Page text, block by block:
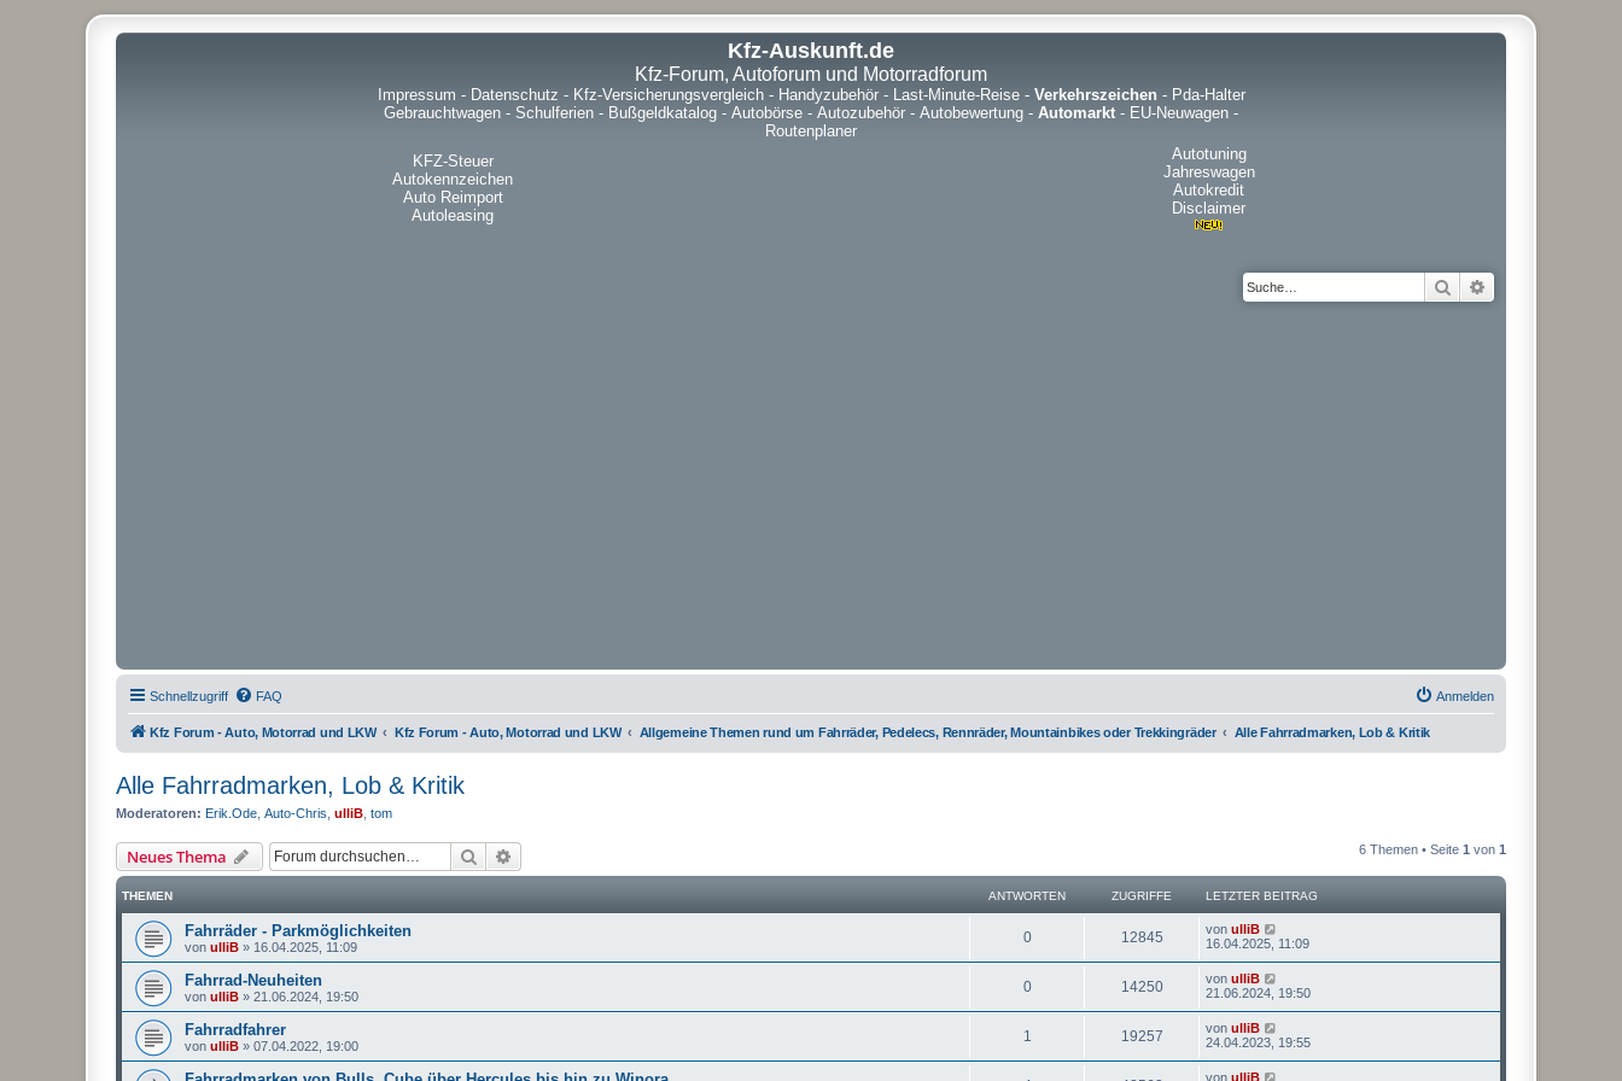
Kfz-Auskunft.de
Kfz-Forum, Autoforum und Motorradforum
Impressum - Datenschutz - Kfz-Versicherungsvergleich- Handyzubehör- Last-Minute-Reise- Verkehrszeichen- Pda-Halter
Gebrauchtwagen - Schulferien - Bußgeldkatalog - Autobörse - Autozubehör - Autobewertung - Automarkt - EU-Neuwagen -
Routenplaner
KFZ-Steuer
Autokennzeichen
Auto Reimport
Autoleasing
Autotuning
Jahreswagen
Autokredit
Disclaimer
Suche
Schnellzugriff FAQ Anmelden
Kfz Forum - Auto, Motorrad und LKW Kfz Forum - Auto, Motorrad und LKW Allgemeine Themen rund um Fahrräder, Pedelecs, Rennräder, Mountainbikes oder Trekkingräder Alle Fahrradmarken, Lob & Kritik
Alle Fahrradmarken, Lob & Kritik
Moderatoren: Erik.Ode Auto-Chris ulliB tom
Neues Thema Suche 6 Themen • Seite 1 von 1
THEMEN ANTWORTEN ZUGRIFFE LETZTER BEITRAG
Fahrräder - Parkmöglichkeiten
von ulliB » 16.04.2025, 11:09
0 12845 von ulliB
16.04.2025, 11:09
Fahrrad-Neuheiten
von ulliB » 21.06.2024, 19:50
0 14250 von ulliB
21.06.2024, 19:50
Fahrradfahrer
von ulliB » 07.04.2022, 19:00
1 19257 von ulliB
24.04.2023, 19:55
von ulliB